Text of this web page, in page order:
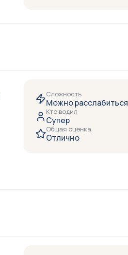
Сложность
Можно расслабиться
Кто водил
Супер
Общая оценка
Отлично